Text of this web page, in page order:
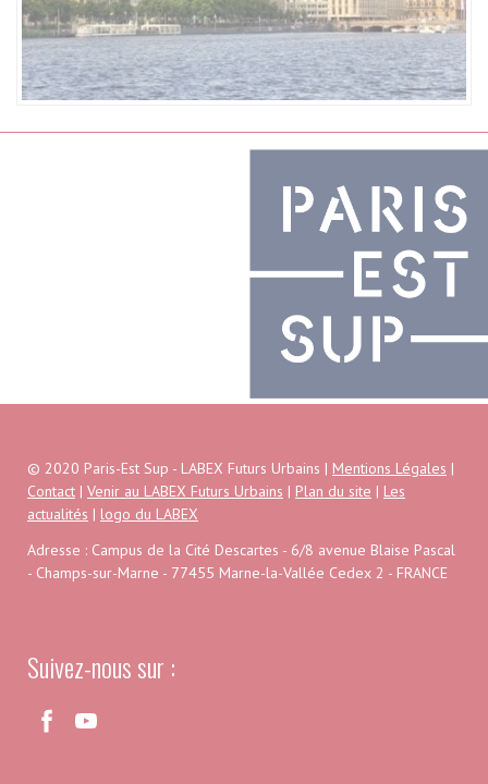
© 2020 Paris-Est Sup - LABEX Futurs Urbains | Mentions Légales |
Contact | Venir au LABEX Futurs Urbains | Plan du site | Les
actualités | logo du LABEX
Adresse : Campus de la Cité Descartes - 6/8 avenue Blaise Pascal
- Champs-sur-Marne - 77455 Marne-la-Vallée Cedex 2 - FRANCE
Suivez-nous sur :